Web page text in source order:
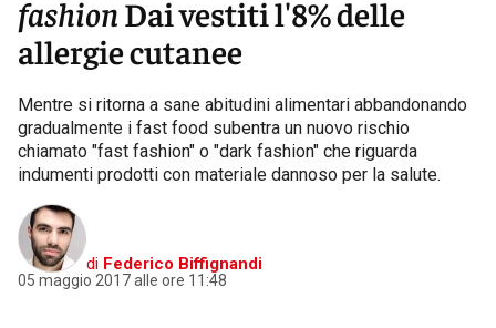
fashionDai vestiti l'8% delle
allergie cutanee
Mentre si ritorna a sane abitudini alimentari abbandonando
gradualmente i fast food subentra un nuovo rischio
chiamato "fast fashion" o "dark fashion" che riguarda
indumenti prodotti con materiale dannoso per la salute.
di Federico Biffignandi
05 maggio 2017 alle ore 11:48